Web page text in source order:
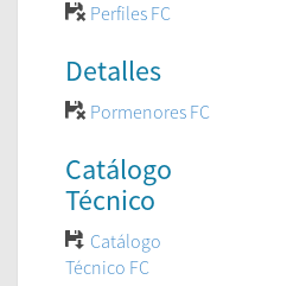
Perfiles FC
Detalles
Pormenores FC
Catálogo
Técnico
Catálogo
Técnico FC